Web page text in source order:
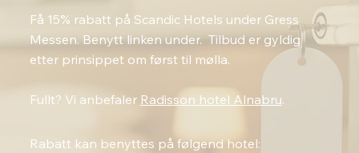
Få 15% rabatt på Scandic Hotels under Gress
Messen. Benytt linken under. Tilbud er gyldig
etter prinsippet om først til mølla.
Fullt? Vi anbefaler Radisson hotel Alnabru.
Rabatt kan benyttes på følgend hotel: